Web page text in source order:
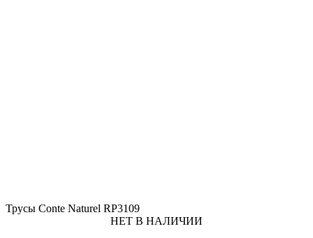
Трусы Conte Naturel RP3109
НЕТ В НАЛИЧИИ